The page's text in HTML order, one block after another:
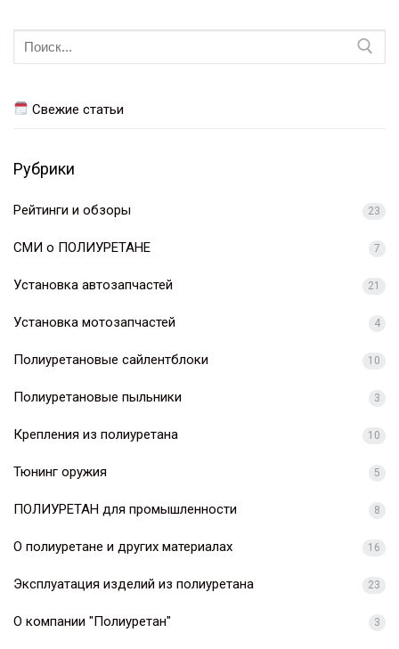
Искать:
Свежие статьи
Рубрики
Рейтинги и обзоры 23
СМИ о ПОЛИУРЕТАНЕ 7
Установка автозапчастей 21
Установка мотозапчастей 4
Полиуретановые сайлентблоки 10
Полиуретановые пыльники 3
Крепления из полиуретана 10
Тюнинг оружия 5
ПОЛИУРЕТАН для промышленности 8
О полиуретане и других материалах 16
Эксплуатация изделий из полиуретана 23
О компании "Полиуретан" 3